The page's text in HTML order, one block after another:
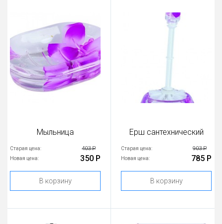
Мыльница
Старая цена: 403 Р
Новая цена: 350 Р
В корзину
Ерш сантехнический
Старая цена: 903 Р
Новая цена: 785 Р
В корзину